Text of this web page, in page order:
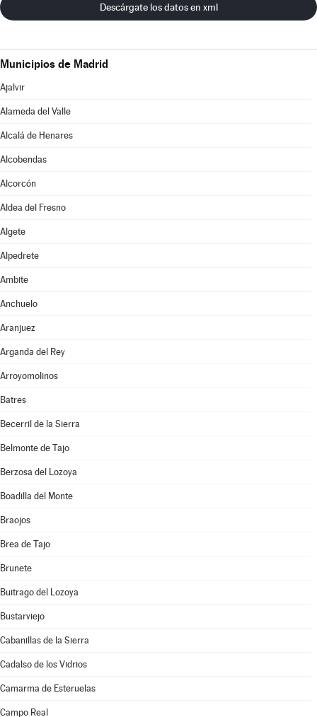
Descárgate los datos en xml
Municipios de Madrid
Ajalvir
Alameda del Valle
Alcalá de Henares
Alcobendas
Alcorcón
Aldea del Fresno
Algete
Alpedrete
Ambite
Anchuelo
Aranjuez
Arganda del Rey
Arroyomolinos
Batres
Becerril de la Sierra
Belmonte de Tajo
Berzosa del Lozoya
Boadilla del Monte
Braojos
Brea de Tajo
Brunete
Buitrago del Lozoya
Bustarviejo
Cabanillas de la Sierra
Cadalso de los Vidrios
Camarma de Esteruelas
Campo Real